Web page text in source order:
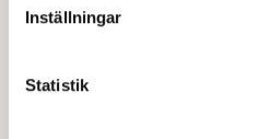
Inställningar
Statistik
potentiella riskerna. Vid
säkerställs att nödvändiga
hantera identifierade